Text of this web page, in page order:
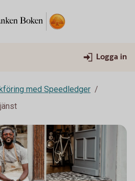
Logga in
med Speedledger